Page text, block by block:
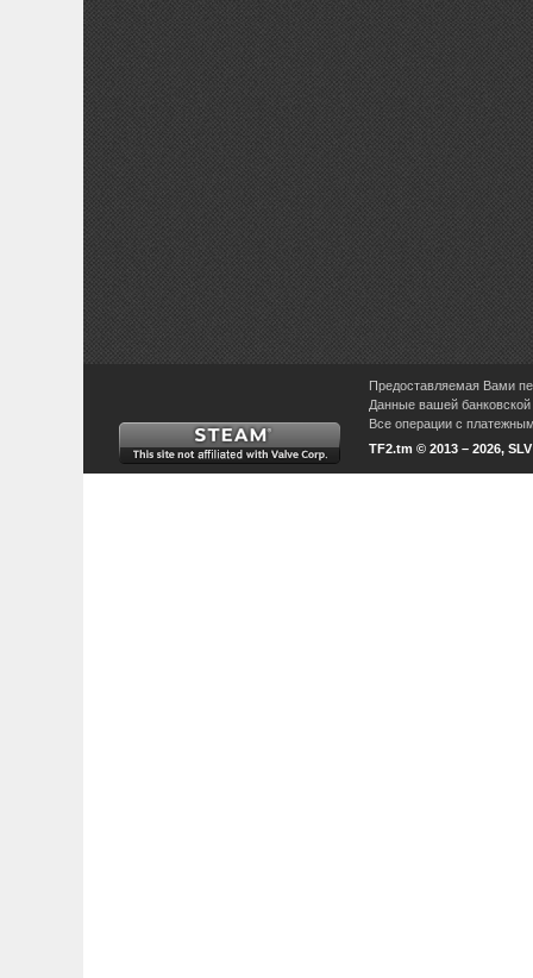
Предоставляемая Вами
Данные вашей
Все операции с
TF2.tm © 2013 – 2026,